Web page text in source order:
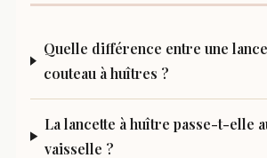
Quelle différence entre une
couteau à huîtres ?
La lancette à huître passe-t-elle
vaisselle ?